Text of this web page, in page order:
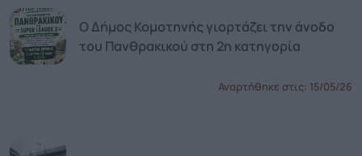
Ο Δήμος Κομοτηνής γιορτάζει την άνοδο
του Πανθρακικού στη 2η κατηγορία
Αναρτήθηκε στις: 15/05/26